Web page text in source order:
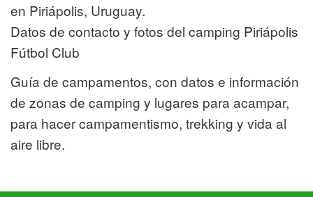
en Piriápolis, Uruguay.
Datos de contacto y fotos del camping Piriápolis
Fútbol Club
Guía de campamentos, con datos e información
de zonas de camping y lugares para acampar,
para hacer campamentismo, trekking y vida al
aire libre.